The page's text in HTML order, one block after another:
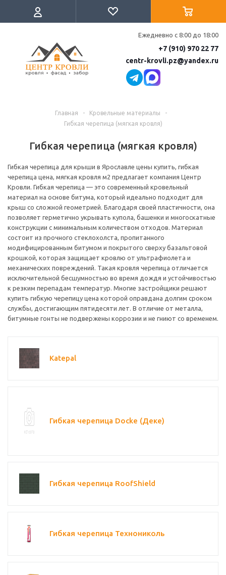
Ежедневно с 8:00 до 18:00
+7 (910) 970 22 77
centr-krovli.pz@yandex.ru
Главная - Кровельные материалы
-
Гибкая черепица (мягкая кровля)
Гибкая черепица (мягкая кровля)
Гибкая черепица для крыши в Ярославле цены купить, гибкая
черепица цена, мягкая кровля м2 предлагает компания Центр
Кровли. Гибкая черепица — это современный кровельный
материал на основе битума, который идеально подходит для
крыш со сложной геометрией. Благодаря своей пластичности, она
позволяет герметично укрывать купола, башенки и многоскатные
конструкции с минимальным количеством отходов. Материал
состоит из прочного стеклохолста, пропитанного
модифицированным битумом и покрытого сверху базальтовой
крошкой, которая защищает кровлю от ультрафиолета и
механических повреждений. Такая кровля черепица отличается
исключительной бесшумностью во время дождя и устойчивостью
к резким перепадам температур. Многие застройщики решают
купить гибкую черепицу цена которой оправдана долгим сроком
службы, достигающим пятидесяти лет. В отличие от металла,
битумные гонты не подвержены коррозии и не гниют со временем.
Katepal
Гибкая черепица Docke (Деке)
Гибкая черепица RoofShield
Гибкая черепица Технониколь